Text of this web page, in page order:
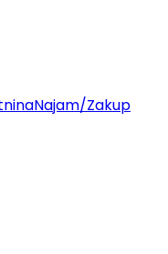
Najam/Zakup